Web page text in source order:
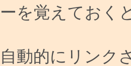
を覚えておく
動的にリンク